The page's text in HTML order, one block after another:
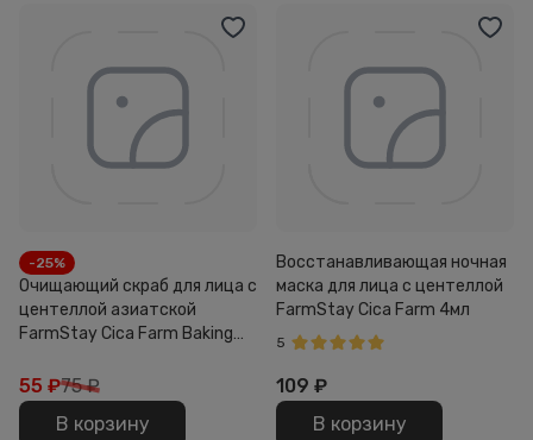
-25%
Очищающий скраб для лица с
центеллой азиатской
FarmStay Cica Farm Baking
55 ₽75 ₽
В корзину
Восстанавливающая ночная
маска для лица с центеллой
FarmStay Cica Farm 4мл
5
109 ₽
В корзину